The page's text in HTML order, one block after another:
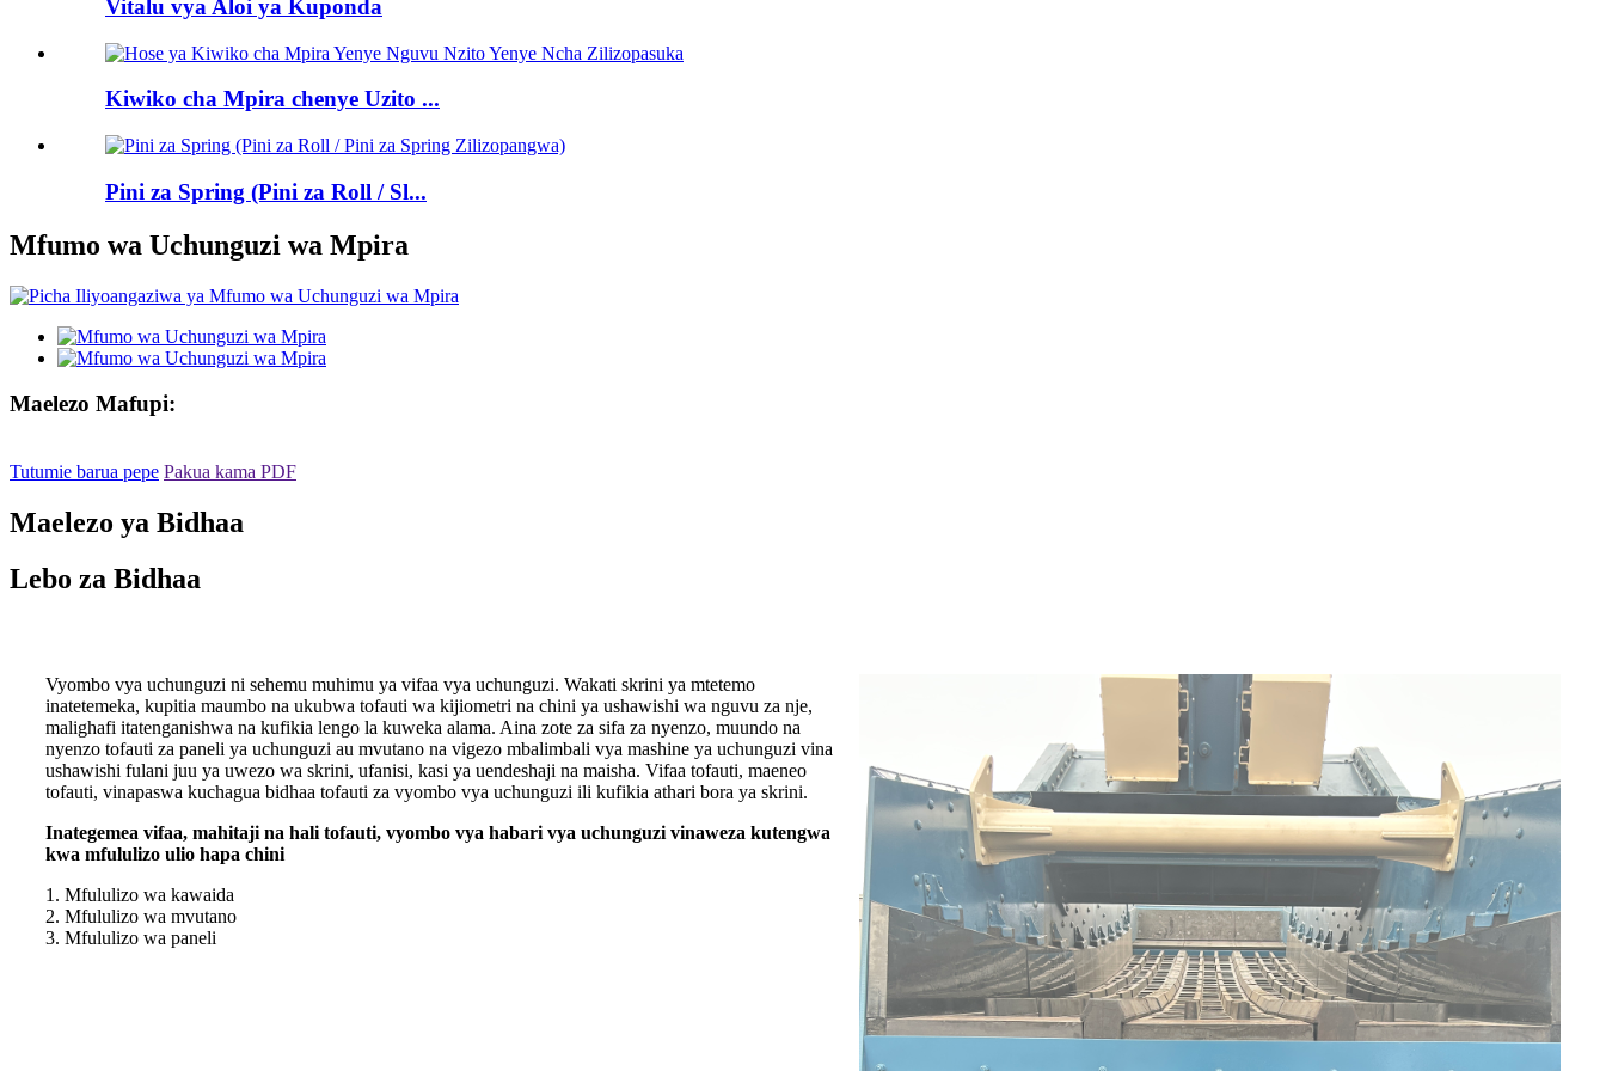
Vitalu vya Aloi ya Kuponda
Kiwiko cha Mpira chenye Uzito ...
Pini za Spring (Pini za Roll / Sl...
Mfumo wa Uchunguzi wa Mpira
Maelezo Mafupi:
Tutumie barua pepe Pakua kama PDF
Maelezo ya Bidhaa
Lebo za Bidhaa
Vyombo vya uchunguzi ni sehemu muhimu ya vifaa vya uchunguzi. Wakati skrini ya mtetemo
inatetemeka, kupitia maumbo na ukubwa tofauti wa kijiometri na chini ya ushawishi wa nguvu za nje,
malighafi itatenganishwa na kufikia lengo la kuweka alama. Aina zote za sifa za nyenzo, muundo na
nyenzo tofauti za paneli ya uchunguzi au mvutano na vigezo mbalimbali vya mashine ya uchunguzi vina
ushawishi fulani juu ya uwezo wa skrini, ufanisi, kasi ya uendeshaji na maisha. Vifaa tofauti, maeneo
tofauti, vinapaswa kuchagua bidhaa tofauti za vyombo vya uchunguzi ili kufikia athari bora ya skrini.
Inategemea vifaa, mahitaji na hali tofauti, vyombo vya habari vya uchunguzi vinaweza kutengwa
kwa mfululizo ulio hapa chini
1. Mfululizo wa kawaida
2. Mfululizo wa mvutano
3. Mfululizo wa paneli